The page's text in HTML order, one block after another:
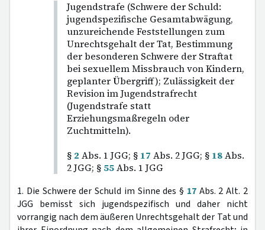
Jugendstrafe (Schwere der Schuld:
jugendspezifische Gesamtabwägung,
unzureichende Feststellungen zum
Unrechtsgehalt der Tat, Bestimmung
der besonderen Schwere der Straftat
bei sexuellem Missbrauch von Kindern,
geplanter Übergriff); Zulässigkeit der
Revision im Jugendstrafrecht
(Jugendstrafe statt
Erziehungsmaßregeln oder
Zuchtmitteln).
§ 2 Abs. 1 JGG; § 17 Abs. 2 JGG; § 18Abs.
2 JGG; § 55Abs. 1 JGG
1. Die Schwere der Schuld im Sinne des § 17Abs. 2 Alt. 2
JGG bemisst sich jugendspezifisch und daher nicht
vorrangig nach dem äußeren Unrechtsgehalt der Tat und